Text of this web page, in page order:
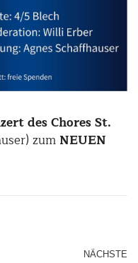
des Chores St.
zumNEUEN
NÄCHSTE